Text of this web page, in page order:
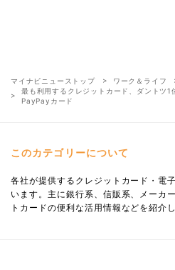
マイナビニューストップ ワーク＆ライフ
最も利用するクレジットカード、ダントツ
PayPayカード
このカテゴリーについて
各社が提供するクレジットカード・電
います。主に銀行系、信販系、メーカ
トカードの便利な活用情報などを紹介